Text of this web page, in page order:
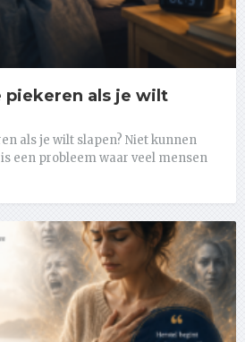
piekeren als je wilt
als je wilt slapen? Niet kunnen
een probleem waar veel mensen